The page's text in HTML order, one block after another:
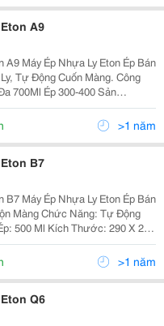
A9
Ép Bán
Động Cuốn Màng. Công
400 Sản
>1 năm
B7
Ép Bán
Tự Động
>1 năm
Q6